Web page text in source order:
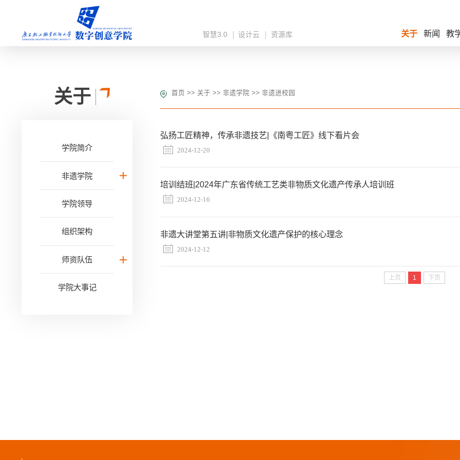
智慧3.0 设计云 资源库 关于 新闻 教
关于
学院简介
非遗学院
学院领导
组织架构
师资队伍
学院大事记
首页 >> 关于 >> 非遗学院 >> 非遗进校园
弘扬工匠精神，传承非遗技艺|《南粤工匠》线下看片会
2024-12-20
培训结班|2024年广东省传统工艺类非物质文化遗产传承人培训班
2024-12-16
非遗大讲堂第五讲|非物质文化遗产保护的核心理念
2024-12-12
上页 1 下页